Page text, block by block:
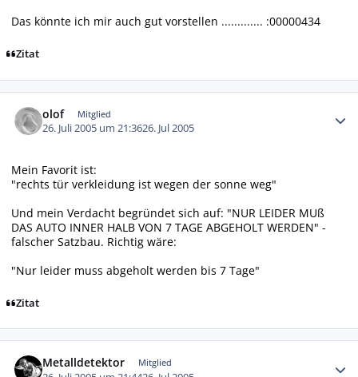
Das könnte ich mir auch gut vorstellen ............. :00000434
Zitat
olof Mitglied
26. Juli 2005 um 21:3626. Jul 2005
Mein Favorit ist:
"rechts tür verkleidung ist wegen der sonne weg"
Und mein Verdacht begründet sich auf: "NUR LEIDER MUß
DAS AUTO INNER HALB VON 7 TAGE ABGEHOLT WERDEN" -
falscher Satzbau. Richtig wäre:
"Nur leider muss abgeholt werden bis 7 Tage"
Zitat
Metalldetektor Mitglied